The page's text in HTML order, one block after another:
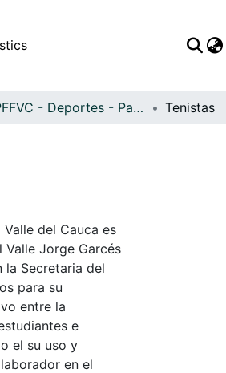
APFFVC - Deportes - Patrimonial Tenistas
del Cauca es
Jorge Garcés
Secretaria del
para su
entre la
e
el su uso y
en el